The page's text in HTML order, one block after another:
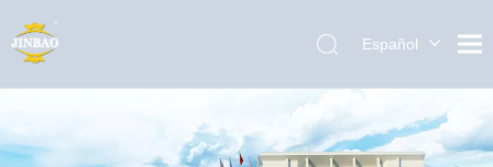
Español
Pусский